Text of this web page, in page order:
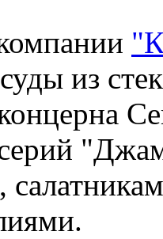
из